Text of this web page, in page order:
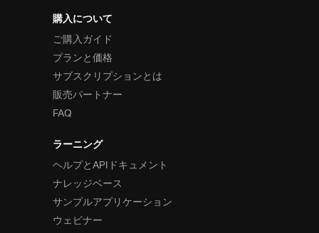
購入について
ご購入ガイド
プランと価格
サブスクリプションとは
販売パートナー
FAQ
ラーニング
ヘルプとAPIドキュメント
ナレッジベース
サンプルアプリケーション
ウェビナー